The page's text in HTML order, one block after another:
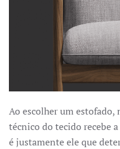
Ao escolher um estofado,
técnico do tecido recebe
é justamente ele que